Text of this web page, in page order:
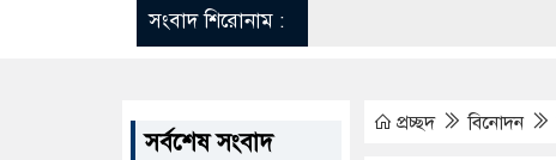
সংবাদ শিরোনাম :
প্রচ্ছদ বিনোদন
সর্বশেষ সংবাদ